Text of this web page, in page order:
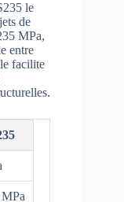
le
de
MPa,
entre
facilite